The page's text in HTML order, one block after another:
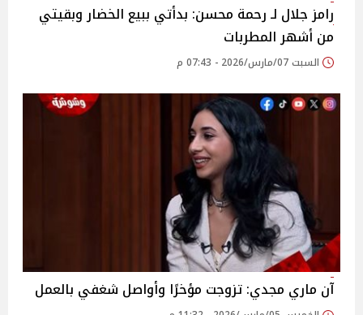
رامز جلال لـ رحمة محسن: بدأتي ببيع الخضار وبقيتي
من أشهر المطربات
السبت 07/مارس/2026 - 07:43 م
آن ماري مجدي: تزوجت مؤخرًا وأواصل شغفي بالعمل